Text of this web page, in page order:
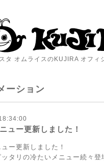
タ オムライスのKUJIRA オフィ
ーション
ュー更新しました！
ー更新しました！
タリの冷たいメニュー続々登